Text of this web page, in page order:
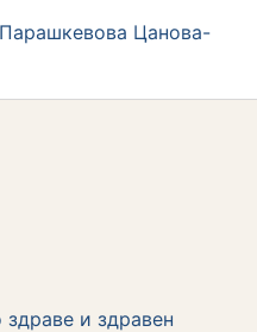
Цанова-
и здравен